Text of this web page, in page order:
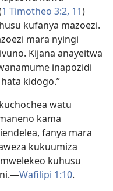
1 Timotheo 3:2, 11)
kufanya mazoezi.
mara nyingi
Kijana anayeitwa
inapozidi
kidogo.”
watu
kama
fanya mara
kukuumiza
kuhusu
Wafilipi 1:10.